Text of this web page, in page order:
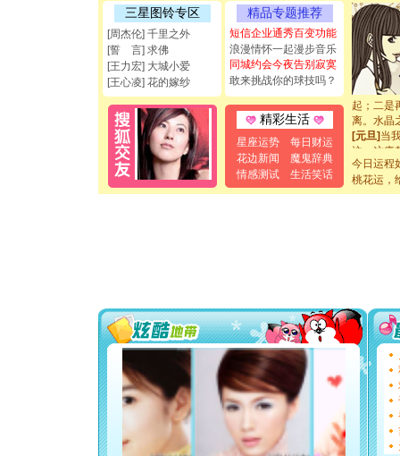
三星图铃专区
[周杰伦] 千里之外
[誓 言] 求佛
[王力宏] 大城小爱
[王心凌] 花的嫁纱
精品专题推荐
短信企业通秀百变功能
浪漫情怀一起漫步音乐
同城约会今夜告别寂寞
敢来挑战你的球技吗？
精彩生活
星座运势
每日财运
花边新闻
魔鬼辞典
情感测试
生活笑话
[圣诞节]
如意,快
[元旦] 看
断电。爱
你是我专
[元旦]如
起；二是
离。水晶
[元旦]当
泣，这痛
卖了。水
[春节]风
[圣诞节]
能正大
都要快乐
[圣诞节]
如意,快
[元旦]
看
断电。
你是我
[元旦]
如
起；二
今日运程
桃花运，